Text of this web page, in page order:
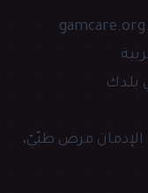
بلدك
الإدمان مرض طبّيّ،